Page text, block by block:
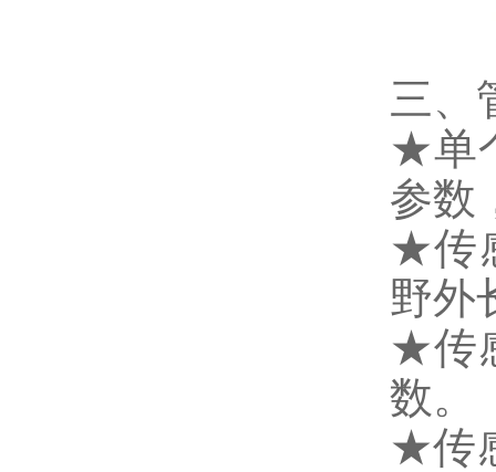
三、
★单
参数
★传
野外
★传
数。
★传